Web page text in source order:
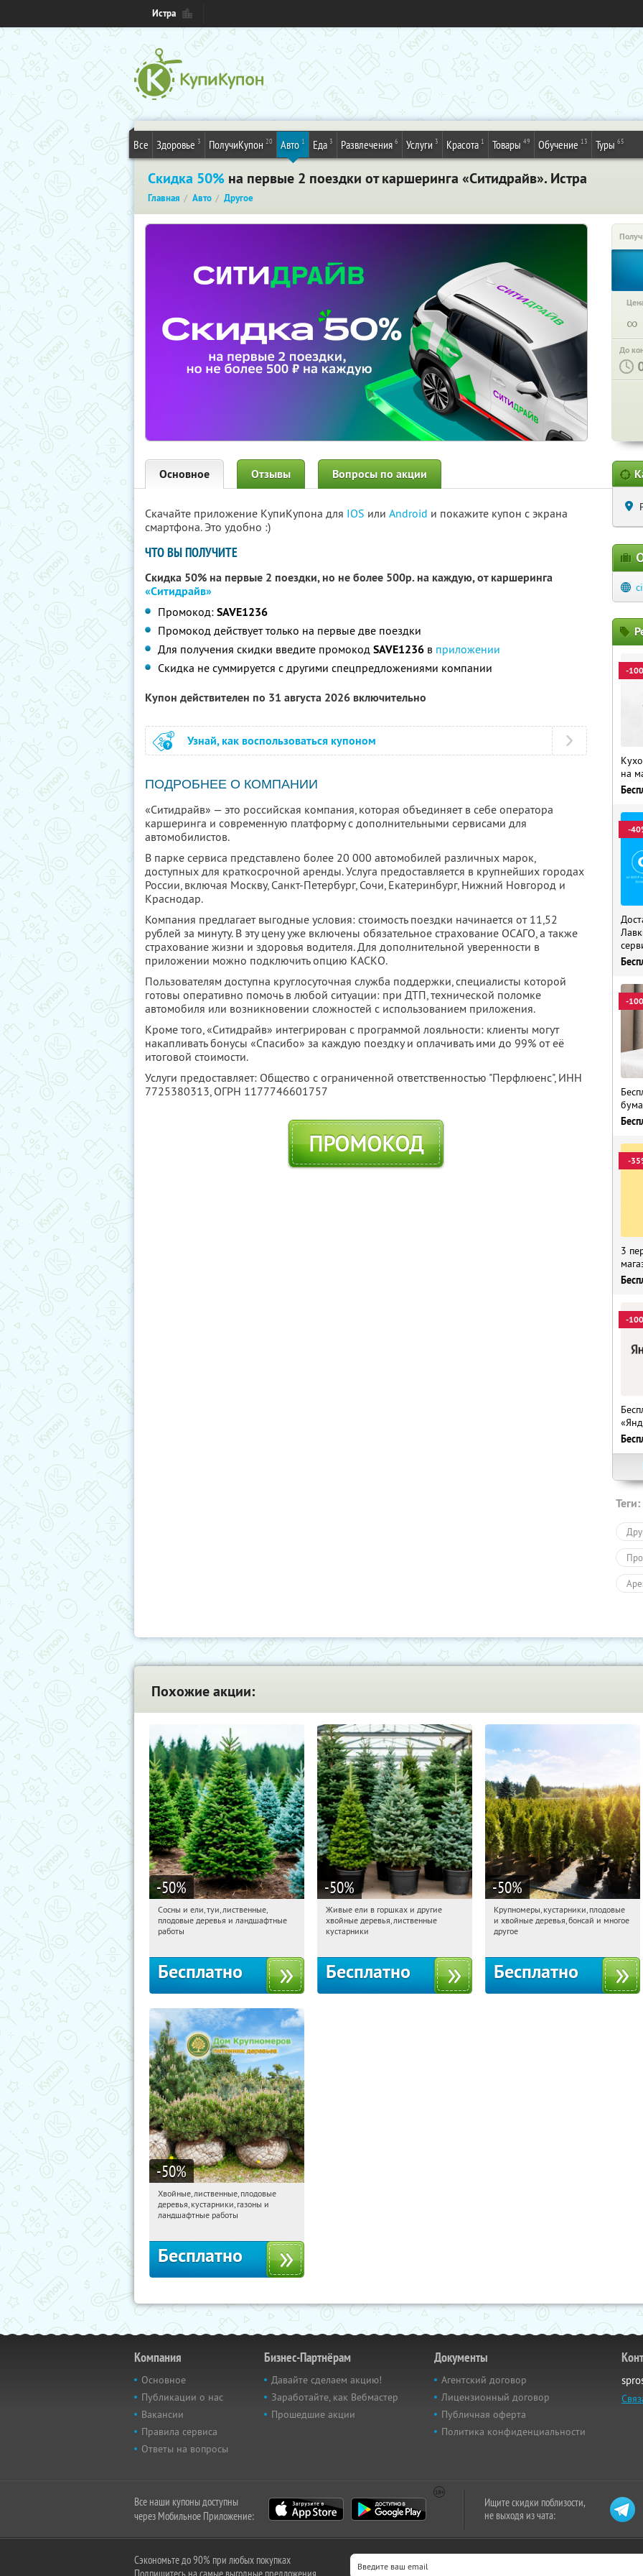
Истра
Все Здоровье 3 ПолучиКупон 20 Авто 1 Еда 3 Развлечения 6 Услуги 3 Красота 1 Товары 49 Обучение 13 Туры 65
Скидка 50% на первые 2 поездки от каршеринга «Ситидрайв». Истра
Главная Авто Другое
∞
До
Основное Отзывы Вопросы по акции
Скачайте приложение КупиКупона для IOS или Android и покажите купон с экрана
смартфона. Это удобно :)
ЧТО ВЫ ПОЛУЧИТЕ
Скидка 50% на первые 2 поездки, но не более 500р. на каждую, от каршеринга
«Ситидрайв»
Промокод: SAVE1236
Промокод действует только на первые две поездки
Для получения скидки введите промокод SAVE1236 в приложении
Скидка не суммируется с другими спецпредложениями компании
Купон действителен по 31 августа 2026 включительно
Узнай, как воспользоваться купоном
ПОДРОБНЕЕ О КОМПАНИИ
«Ситидрайв» — это российская компания, которая объединяет в себе оператора
каршеринга и современную платформу с дополнительными сервисами для
автомобилистов.
В парке сервиса представлено более 20 000 автомобилей различных марок,
доступных для краткосрочной аренды. Услуга предоставляется в крупнейших городах
России, включая Москву, Санкт-Петербург, Сочи, Екатеринбург, Нижний Новгород и
Краснодар.
Компания предлагает выгодные условия: стоимость поездки начинается от 11,52
рублей за минуту. В эту цену уже включены обязательное страхование ОСАГО, а также
страхование жизни и здоровья водителя. Для дополнительной уверенности в
приложении можно подключить опцию КАСКО.
Пользователям доступна круглосуточная служба поддержки, специалисты которой
готовы оперативно помочь в любой ситуации: при ДТП, технической поломке
автомобиля или возникновении сложностей с использованием приложения.
Кроме того, «Ситидрайв» интегрирован с программой лояльности: клиенты могут
накапливать бонусы «Спасибо» за каждую поездку и оплачивать ими до 99% от её
итоговой стоимости.
Услуги предоставляет: Общество с ограниченной ответственностью "Перфлюенс", ИНН
7725380313, ОГРН 1177746601757
ПРОМОКОД
-
на
-
-
-
3
-
Теги:
Похожие акции:
-50%
10:30:05 Получили:
Московская обл., г. Химки,
Сосны и ели, туи, лиственные,
плодовые деревья и ландшафтные
работы
Бесплатно
-50%
10:30:05 Получили:
Московская обл., г. Химки,
Живые ели в горшках и другие
хвойные деревья, лиственные
кустарники
Бесплатно
-50%
10:30:05 Получили:28
Москва, Рябиновая улица, 17
Крупномеры, кустарники, плодовые
и хвойные деревья, бонсай и многое
другое
Бесплатно
-50%
10:30:05 Получили:
Павелецкая
Угрешская
Хвойные, лиственные, плодовые
деревья, кустарники, газоны и
ландшафтные работы
Бесплатно
Компания
Основное
Публикации о нас
Вакансии
Правила сервиса
Ответы на вопросы
Бизнес-Партнёрам
Давайте сделаем акцию!
Заработайте, как Вебмастер
Прошедшие акции
Документы
Агентский договор
Лицензионный договор
Публичная оферта
Политика конфиденциальности
Все наши купоны доступны
через Мобильное Приложение:
Ищите скидки поблизости,
не выходя из чата:
Сэкономьте до 90% при любых покупках